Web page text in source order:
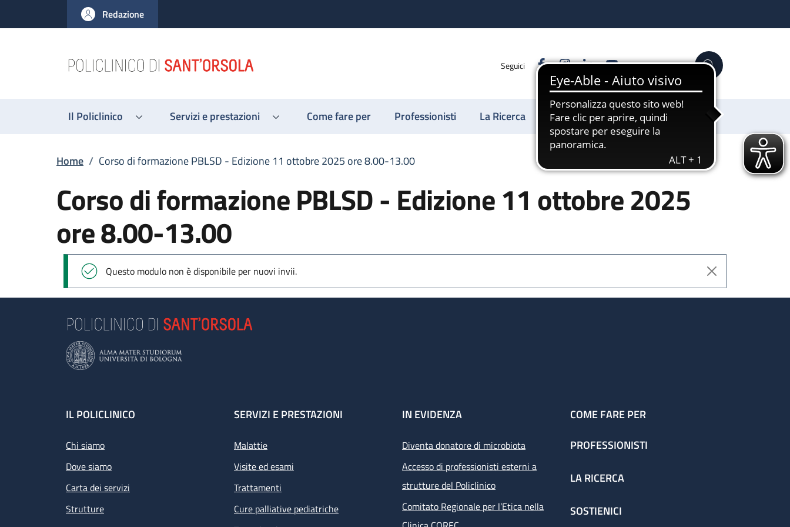
al contenuto principale
to footer content
Redazione
Seguici FacebookInstagram
LinkedinYouTube Cerca
Il Policlinico Servizi e prestazioni Come fare per Professionisti La Ricerca Sostienici
Briciole di pane
Home / Corso di formazione PBLSD - Edizione 11 ottobre 2025 ore 8.00-13.00
Corso di formazione PBLSD - Edizione 11 ottobre 2025
ore 8.00-13.00
Messaggio di stato
Questo modulo non è disponibile per nuovi invii.
Footer
IL POLICLINICO
Chi siamo
Dove siamo
Carta dei servizi
Strutture
SERVIZI E PRESTAZIONI
Malattie
Visite ed esami
Trattamenti
Cure palliative pediatriche
IN EVIDENZA
Diventa donatore di microbiota
Accesso di professionisti esterni a
strutture del Policlinico
Comitato Regionale per l’Etica nella
COME FARE PER
PROFESSIONISTI
LA RICERCA
SOSTIENICI